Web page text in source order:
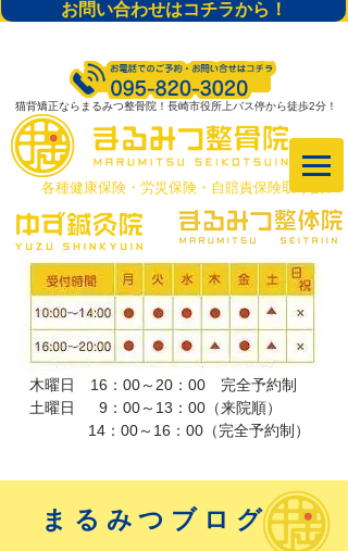
お問い合わせはコチラから！
猫背矯正ならまるみつ整骨院！長崎市役所上バス停から徒歩2分！
​各種健康保険・労災保険・自賠責保険取り扱い
木曜日 16：00～20：00 完全予約制
土曜日 9：00～13：00（来院順）
​ 14：00～16：00（完全予約制）
まるみつブログ